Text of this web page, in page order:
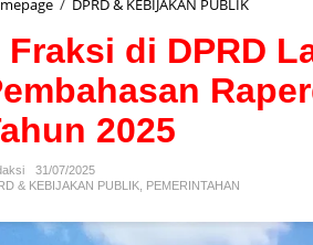
/ DPRD & KEBIJAKAN PUBLIK
r
a
k
s
R
Fraksi di DPRD
2025
31/07/2025
& KEBIJAKAN PUBLIK PEMERINTAHAN